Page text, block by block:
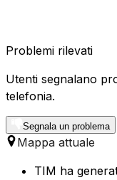
Problemi rilevati
Utenti segnalano
telefonia.
Segnala un problema
Mappa attuale
TIM ha